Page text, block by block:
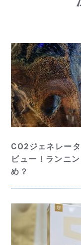
CO2ジェネレー
ビュー！ランニ
め？